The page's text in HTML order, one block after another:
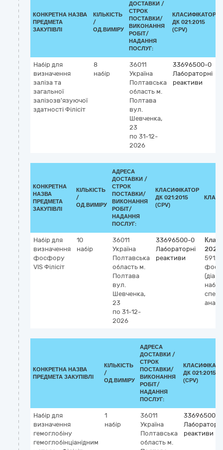
КОНКРЕТНА НАЗВА
ПРЕДМЕТА
ЗАКУПІВЛІ
КІЛЬКІСТЬ
/
ОД.ВИМІРУ
ДОСТАВКИ /
СТРОК
ПОСТАВКИ/
ВИКОНАННЯ
РОБІТ/
НАДАННЯ
ПОСЛУГ:
КЛАСИФІКАТОР
ДК 021:2015
(CPV)
Набір для
визначення
заліза та
загальної
залізозв'язуючої
здатності Філісіт
8
набір
36011
Україна
Полтавська
область м.
Полтава
вул.
Шевченка,
23
по 31-12-
2026
33696500-0
Лабораторні
реактиви
КОНКРЕТНА
НАЗВА
ПРЕДМЕТА
ЗАКУПІВЛІ
КІЛЬКІСТЬ
/
ОД.ВИМІРУ
АДРЕСА
ДОСТАВКИ /
СТРОК
ПОСТАВКИ/
ВИКОНАННЯ
РОБІТ/
НАДАННЯ
ПОСЛУГ:
КЛАСИФІКАТОР
ДК 021:2015
(CPV)
Набір для
визначення
фосфору
VIS Філісіт
10
набір
36011
Україна
Полтавська
область м.
Полтава
вул.
Шевченка,
23
по 31-12-
2026
33696500-0
Лабораторні
реактиви
2023
59123
набір,
КОНКРЕТНА НАЗВА
ПРЕДМЕТА ЗАКУПІВЛІ
КІЛЬКІСТЬ
/
ОД.ВИМІРУ
АДРЕСА
ДОСТАВКИ /
СТРОК
ПОСТАВКИ/
ВИКОНАННЯ
РОБІТ/
НАДАННЯ
ПОСЛУГ:
ДК 021:2015
(CPV)
Набір для
визначення
гемоглобіну
гемоглобінціанідним
1
набір
36011
Україна
Полтавська
область м.
33696500-0
Лабораторні
реактиви